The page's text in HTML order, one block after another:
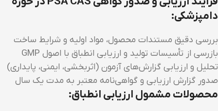
دامپزشکی:
بررسی دقیق مستندات محصول، مواد اولیه و شرایط ساخت
بازرسی از تأسیسات تولید و ارزیابی انطباق با اصول GMP
تحلیل و ارزیابی گزارش‌های آزمون (اثربخشی، ایمنی، پایداری)
صدور گزارش ارزیابی و گواهی‌نامه معتبر به مدت یک سال
محصولات مشمول ارزیابی انطباق: